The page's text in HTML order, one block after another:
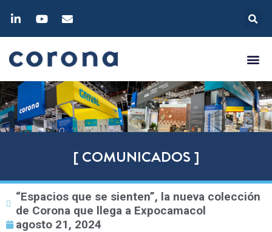
[ COMUNICADOS ]
“Espacios que se sienten”, la nueva colección
de Corona que llega a Expocamacol
agosto 21, 2024